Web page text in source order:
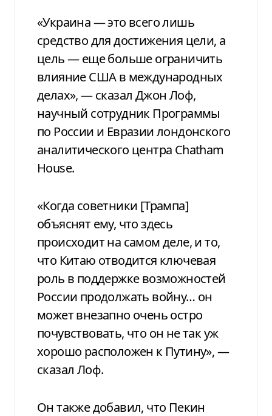
«Украина — это всего лишь
средство для достижения цели, а
цель — еще больше ограничить
влияние США в международных
делах», — сказал Джон Лоф,
научный сотрудник Программы
по России и Евразии лондонского
аналитического центра Chatham
House.
«Когда советники [Трампа]
объяснят ему, что здесь
происходит на самом деле, и то,
что Китаю отводится ключевая
роль в поддержке возможностей
России продолжать войну… он
может внезапно очень остро
почувствовать, что он не так уж
хорошо расположен к Путину», —
сказал Лоф.
Он также добавил, что Пекин